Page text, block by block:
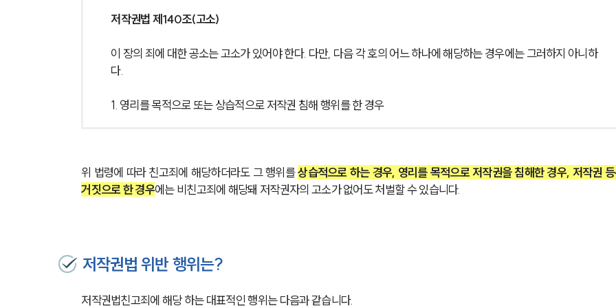
저작권법 제140조(고소)
이 장의 죄에 대한 공소는 고소가 있어야 한다. 다만, 다음 각 호의 어느 하나에 해당하는 경우에는 그러하지 아니하
다.
1. 영리를 목적으로 또는 상습적으로 저작권 침해 행위를 한 경우
위 법령에 따라 친고죄에 해당하더라도 그 행위를 상습적으로 하는 경우, 영리를 목적으로 저작권을 침해한 경우, 저작권
거짓으로 한 경우에는 비친고죄에 해당돼 저작권자의 고소가 없어도 처벌할 수 있습니다.
저작권법 위반 행위는?
저작권법친고죄에 해당 하는 대표적인 행위는 다음과 같습니다.